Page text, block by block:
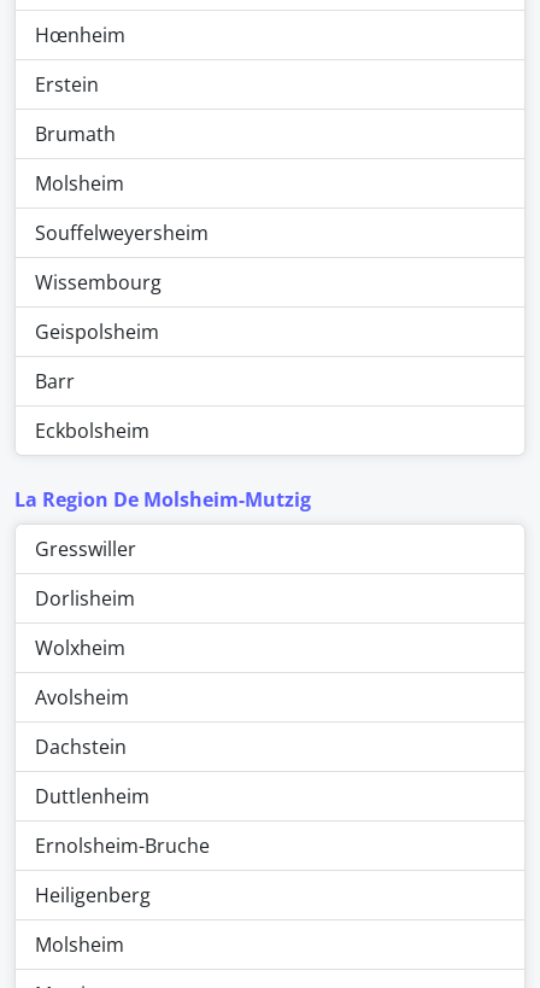
Hœnheim
Erstein
Brumath
Molsheim
Souffelweyersheim
Wissembourg
Geispolsheim
Barr
Eckbolsheim
La Region De Molsheim-Mutzig
Gresswiller
Dorlisheim
Wolxheim
Avolsheim
Dachstein
Duttlenheim
Ernolsheim-Bruche
Heiligenberg
Molsheim